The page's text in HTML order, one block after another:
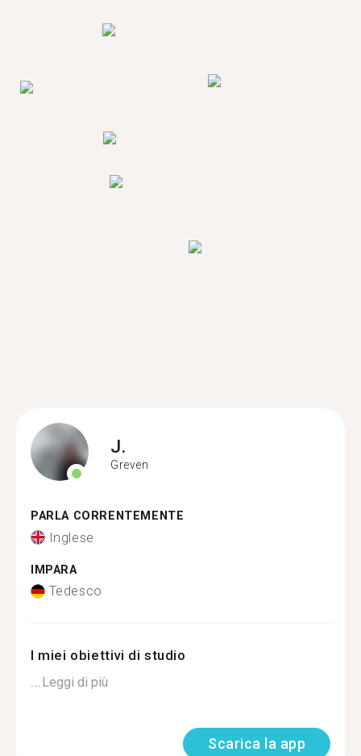
J.
Greven
PARLA CORRENTEMENTE
Inglese
IMPARA
Tedesco
I miei obiettivi di studio
...Leggi di più
Scarica la app